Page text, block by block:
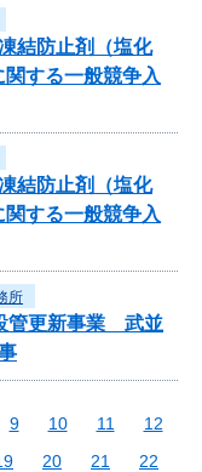
結防止剤（塩化
する一般競争入
結防止剤（塩化
する一般競争入
所
管更新事業 武並
9 10 11
12
20 21
22